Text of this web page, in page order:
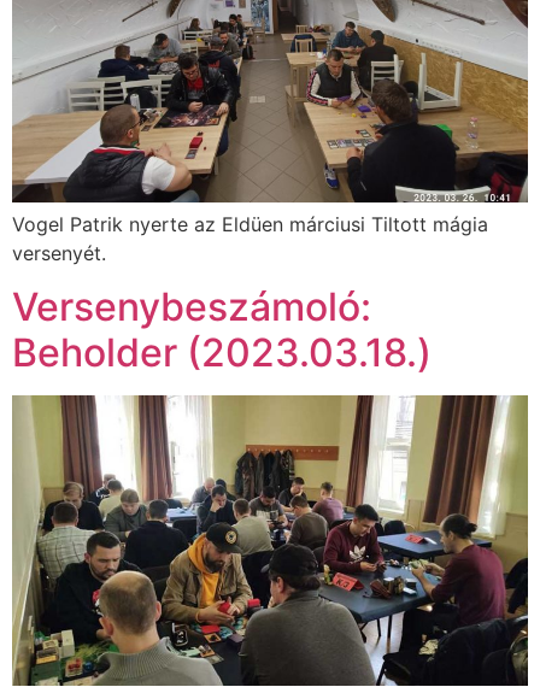
Vogel Patrik nyerte az Eldüen márciusi Tiltott mágia
versenyét.
Versenybeszámoló:
Beholder (2023.03.18.)